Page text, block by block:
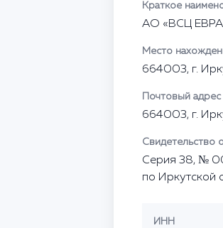
Краткое
АО «ВСЦ
Место
664003, г.
Почтовый адрес
664003, г.
Свидетельство
Серия 38, №
по Иркутской
ИНН